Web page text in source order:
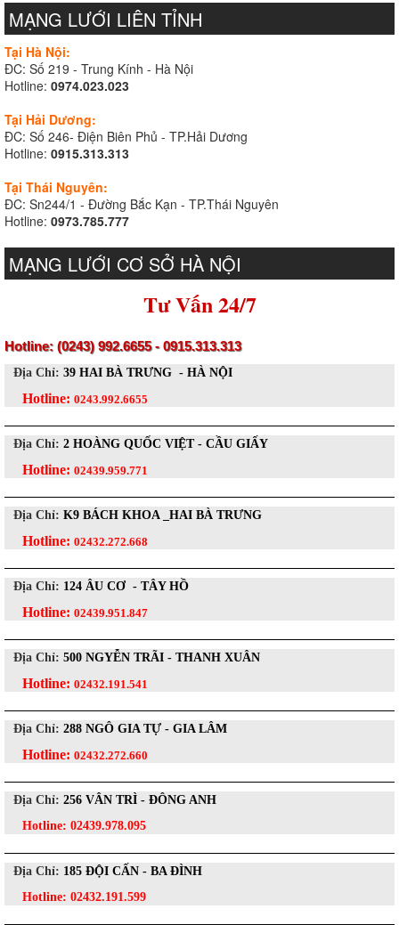
MẠNG LƯỚI LIÊN TỈNH
Tại Hà Nội:
ĐC: Số 219 - Trung Kính - Hà Nội
Hotline: 0974.023.023
Tại Hải Dương:
ĐC: Số 246- Điện Biên Phủ - TP.Hải Dương
Hotline: 0915.313.313
Tại Thái Nguyên:
ĐC: Sn244/1 - Đường Bắc Kạn - TP.Thái Nguyên
Hotline: 0973.785.777
MẠNG LƯỚI CƠ SỞ HÀ NỘI
Tư Vấn 24/7
Hotline: (0243) 992.6655 - 0915.313.313
Địa Chỉ: 39 HAI BÀ TRƯNG - HÀ NỘI
Hotline: 0243.992.6655
Địa Chỉ: 2 HOÀNG QUỐC VIỆT - CẦU GIẤY
Hotline: 02439.959.771
Địa Chỉ: K9 BÁCH KHOA _HAI BÀ TRƯNG
Hotline: 02432.272.668
Địa Chỉ: 124 ÂU CƠ - TÂY HỒ
Hotline: 02439.951.847
Địa Chỉ: 500 NGYỄN TRÃI - THANH XUÂN
Hotline: 02432.191.541
Địa Chỉ: 288 NGÔ GIA TỰ - GIA LÂM
Hotline: 02432.272.660
Địa Chỉ: 256 VÂN TRÌ - ĐÔNG ANH
Hotline: 02439.978.095
Địa Chỉ: 185 ĐỘI CẤN - BA ĐÌNH
Hotline: 02432.191.599